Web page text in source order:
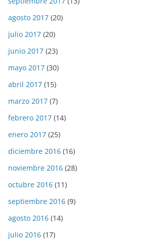
agosto 2017 (20)
julio 2017 (20)
junio 2017 (23)
mayo 2017 (30)
abril 2017 (15)
marzo 2017 (7)
febrero 2017 (14)
enero 2017 (25)
diciembre 2016 (16)
noviembre 2016 (28)
octubre 2016 (11)
septiembre 2016 (9)
agosto 2016 (14)
julio 2016 (17)